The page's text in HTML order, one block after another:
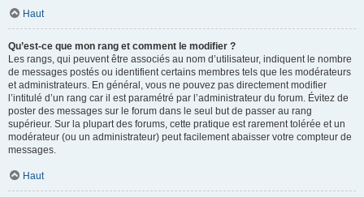
Haut
Qu’est-ce que mon rang et comment le modifier ?
Les rangs, qui peuvent être associés au nom d’utilisateur, indiquent le nombre
de messages postés ou identifient certains membres tels que les modérateurs
et administrateurs. En général, vous ne pouvez pas directement modifier
l’intitulé d’un rang car il est paramétré par l’administrateur du forum. Évitez de
poster des messages sur le forum dans le seul but de passer au rang
supérieur. Sur la plupart des forums, cette pratique est rarement tolérée et un
modérateur (ou un administrateur) peut facilement abaisser votre compteur de
messages.
Haut